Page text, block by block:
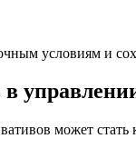
условиям и
может